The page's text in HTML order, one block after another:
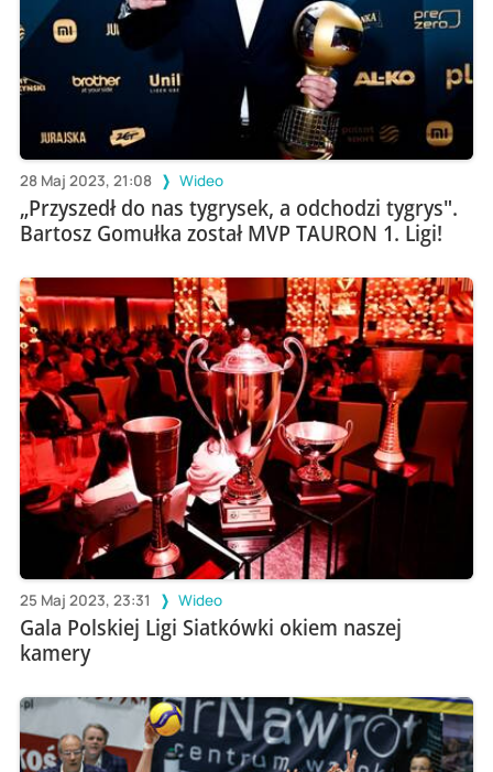
28 Maj 2023, 21:08 Wideo
„Przyszedł do nas tygrysek, a odchodzi tygrys".
Bartosz Gomułka został MVP TAURON 1. Ligi!
25 Maj 2023, 23:31 Wideo
Gala Polskiej Ligi Siatkówki okiem naszej
kamery